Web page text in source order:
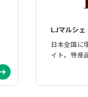
LJマルシェ
日本全国に
イト。特産